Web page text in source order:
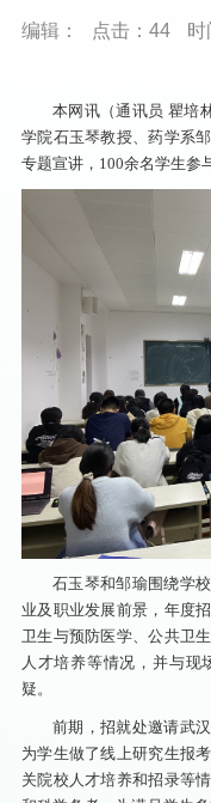
编辑： 点击： 44 时
本网讯（通讯员 瞿培
学院石玉琴教授、药学系
专题宣讲，100余名学生参
石玉琴和邹瑜围绕学
业及职业发展前景，年度
卫生与预防医学、公共卫
人才培养等情况，并与现
疑。
前期，招就处邀请武
为学生做了线上研究生报
关院校人才培养和招录等